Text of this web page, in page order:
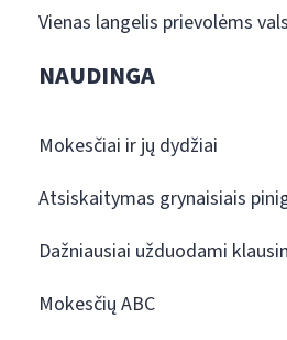
Vienas langelis prievolėms
NAUDINGA
Mokesčiai ir jų dydžiai
Atsiskaitymas grynaisiais
Dažniausiai užduodami
Mokesčių ABC